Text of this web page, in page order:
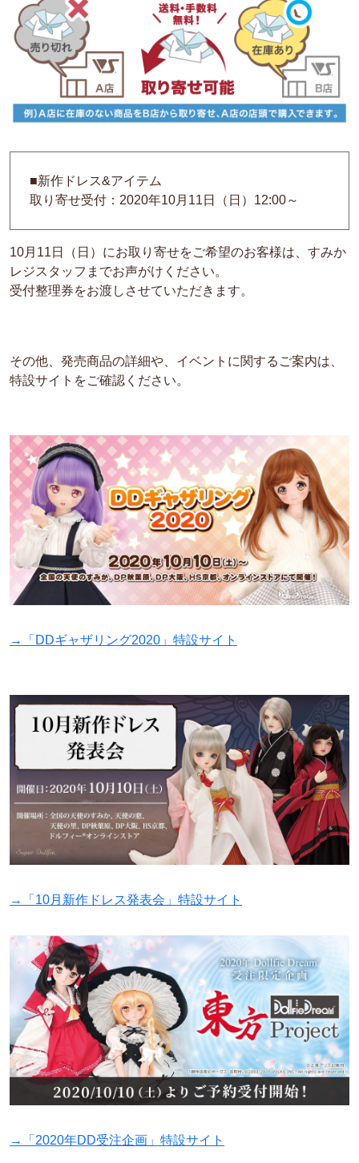
■新作ドレス&アイテム
取り寄せ受付：2020年10月11日（日）12:00～
10月11日（日）にお取り寄せをご希望のお客様は、すみか
レジスタッフまでお声がけください。
受付整理券をお渡しさせていただきます。
その他、発売商品の詳細や、イベントに関するご案内は、
特設サイトをご確認ください。
→「DDギャザリング2020」特設サイト
→「10月新作ドレス発表会」特設サイト
→「2020年DD受注企画」特設サイト